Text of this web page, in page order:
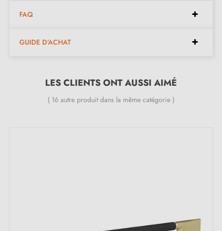
Entretien: Nettoyage avec un chiffon doux suivant
boutons aient des dimensions légèrement différentes
de celles indiquées ci-dessus (différences inférieures
FAQ
GUIDE D'ACHAT
LES CLIENTS ONT AUSSI AIMÉ
( 16 autre produit dans la même catégorie )